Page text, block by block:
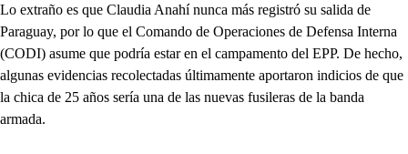
Lo extraño es que Claudia Anahí nunca más registró su salida de
Paraguay, por lo que el Comando de Operaciones de Defensa Interna
(CODI) asume que podría estar en el campamento del EPP. De hecho,
algunas evidencias recolectadas últimamente aportaron indicios de que
la chica de 25 años sería una de las nuevas fusileras de la banda
armada.